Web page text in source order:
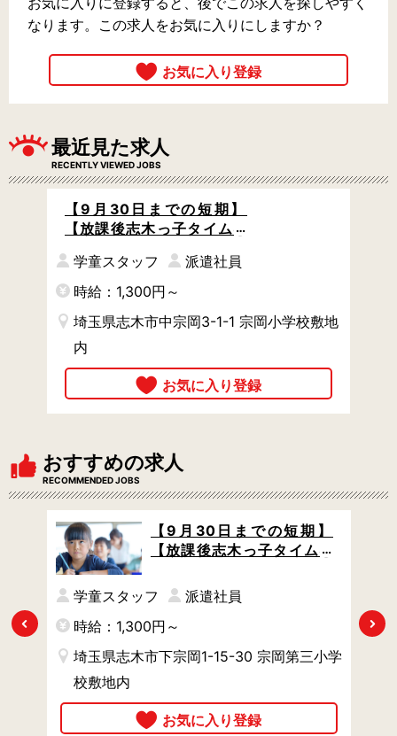
なります。この求人をお気に入りにしますか？
最近見た求人
RECENTLY VIEWED JOBS
【9月30日までの短期】
【放課後志木っ子タイムむ
小学校の学童クラブで、夏
休みの小学生たちをサポー
学童スタッフ
派遣社員
時給：1,300円～
埼玉県志木市中宗岡3-1-1 宗岡小学校敷地
内
おすすめの求人
RECOMMENDED JOBS
Previous
【9月30日までの短期】
【放課後志木っ子タイムむ
/ 小学校の学童クラブで、夏
休みの小学生たちをサポー
ト
学童スタッフ
派遣社員
時給：1,300円～
埼玉県志木市下宗岡1-15-30 宗岡第三小学
校敷地内
Next